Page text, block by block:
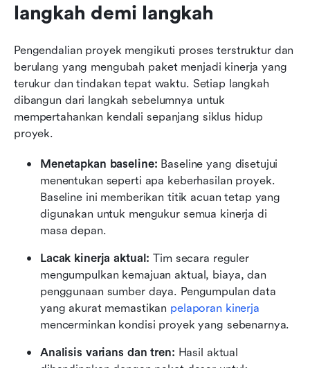
langkah demi langkah
Pengendalian proyek mengikuti proses terstruktur dan
berulang yang mengubah paket menjadi kinerja yang
terukur dan tindakan tepat waktu. Setiap langkah
dibangun dari langkah sebelumnya untuk
mempertahankan kendali sepanjang siklus hidup
proyek.
Menetapkan baseline: Baseline yang disetujui
menentukan seperti apa keberhasilan proyek.
Baseline ini memberikan titik acuan tetap yang
digunakan untuk mengukur semua kinerja di
masa depan.
Lacak kinerja aktual: Tim secara reguler
mengumpulkan kemajuan aktual, biaya, dan
penggunaan sumber daya. Pengumpulan data
yang akurat memastikan pelaporan kinerja
mencerminkan kondisi proyek yang sebenarnya.
Analisis varians dan tren: Hasil aktual